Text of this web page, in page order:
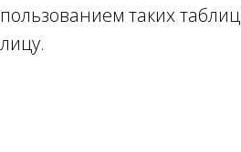
таких таблиц